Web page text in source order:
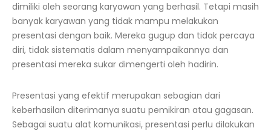
dimiliki oleh seorang karyawan yang berhasil. Tetapi masih
banyak karyawan yang tidak mampu melakukan
presentasi dengan baik. Mereka gugup dan tidak percaya
diri, tidak sistematis dalam menyampaikannya dan
presentasi mereka sukar dimengerti oleh hadirin.
Presentasi yang efektif merupakan sebagian dari
keberhasilan diterimanya suatu pemikiran atau gagasan.
Sebagai suatu alat komunikasi, presentasi perlu dilakukan